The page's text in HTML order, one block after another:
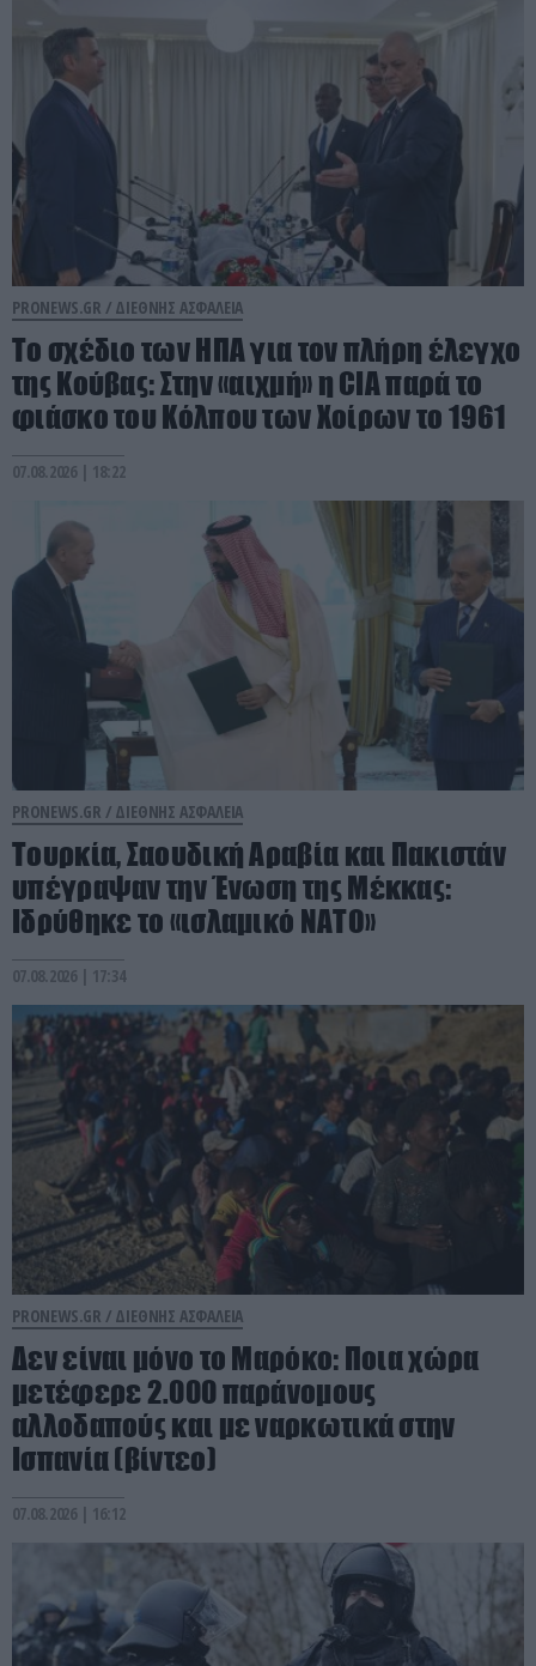
PRONEWS.GR / ΔΙΕΘΝΗΣ ΑΣΦΑΛΕΙΑ
To σχέδιο των ΗΠΑ για τον πλήρη έλεγχο
της Κούβας: Στην «αιχμή» η CIA παρά το
φιάσκο του Κόλπου των Χοίρων το 1961
07.08.2026 | 18:22
PRONEWS.GR / ΔΙΕΘΝΗΣ ΑΣΦΑΛΕΙΑ
Τουρκία, Σαουδική Αραβία και Πακιστάν
υπέγραψαν την Ένωση της Μέκκας:
Ιδρύθηκε το «ισλαμικό ΝΑΤΟ»
07.08.2026 | 17:34
PRONEWS.GR / ΔΙΕΘΝΗΣ ΑΣΦΑΛΕΙΑ
Δεν είναι μόνο το Μαρόκο: Ποια χώρα
μετέφερε 2.000 παράνομους
αλλοδαπούς και με ναρκωτικά στην
Ισπανία (βίντεο)
07.08.2026 | 16:12